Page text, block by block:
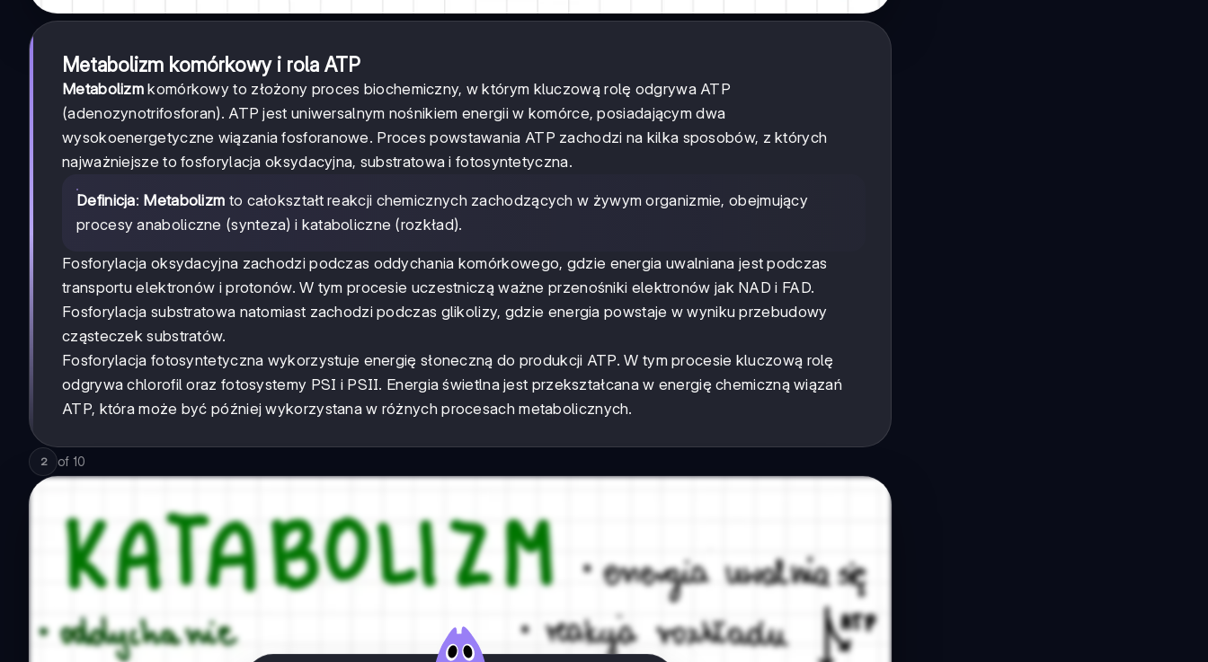
Metabolizm komórkowy i rola ATP
Metabolizm komórkowy to złożony proces biochemiczny, w którym kluczową rolę odgrywa ATP
(adenozynotrifosforan). ATP jest uniwersalnym nośnikiem energii w komórce, posiadającym dwa
wysokoenergetyczne wiązania fosforanowe. Proces powstawania ATP zachodzi na kilka sposobów, z których
najważniejsze to fosforylacja oksydacyjna, substratowa i fotosyntetyczna.
Definicja: Metabolizm to całokształt reakcji chemicznych zachodzących w żywym organizmie, obejmujący
procesy anaboliczne (synteza) i kataboliczne (rozkład).
Fosforylacja oksydacyjna zachodzi podczas oddychania komórkowego, gdzie energia uwalniana jest podczas
transportu elektronów i protonów. W tym procesie uczestniczą ważne przenośniki elektronów jak NAD i FAD.
Fosforylacja substratowa natomiast zachodzi podczas glikolizy, gdzie energia powstaje w wyniku przebudowy
cząsteczek substratów.
Fosforylacja fotosyntetyczna wykorzystuje energię słoneczną do produkcji ATP. W tym procesie kluczową rolę
odgrywa chlorofil oraz fotosystemy PSI i PSII. Energia świetlna jest przekształcana w energię chemiczną wiązań
ATP, która może być później wykorzystana w różnych procesach metabolicznych.
2 of 10